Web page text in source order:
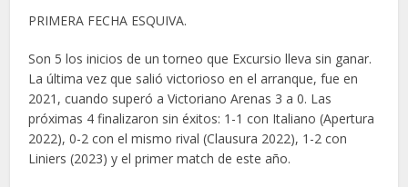
PRIMERA FECHA ESQUIVA.
Son 5 los inicios de un torneo que Excursio lleva sin ganar.
La última vez que salió victorioso en el arranque, fue en
2021, cuando superó a Victoriano Arenas 3 a 0. Las
próximas 4 finalizaron sin éxitos: 1-1 con Italiano (Apertura
2022), 0-2 con el mismo rival (Clausura 2022), 1-2 con
Liniers (2023) y el primer match de este año.